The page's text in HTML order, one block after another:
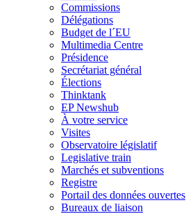
Commissions
Délégations
Budget de l´EU
Multimedia Centre
Présidence
Secrétariat général
Élections
Thinktank
EP Newshub
À votre service
Visites
Observatoire législatif
Legislative train
Marchés et subventions
Registre
Portail des données ouvertes
Bureaux de liaison